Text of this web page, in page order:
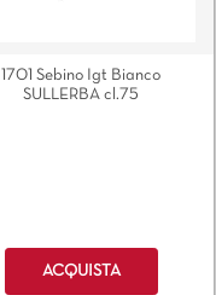
1701 Sebino Igt Bianco
SULLERBA cl.75
Quantità
ACQUISTA